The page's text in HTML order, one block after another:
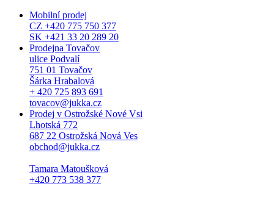
Mobilní prodej
CZ +420 775 750 377
SK +421 33 20 289 20
Prodejna Tovačov
ulice Podvalí
751 01 Tovačov
Šárka Hrabalová
+ 420 725 893 691
tovacov@jukka.cz
Prodej v Ostrožské Nové Vsi
Lhotská 772
687 22 Ostrožská Nová Ves
obchod@jukka.cz
Tamara Matoušková
+420 773 538 377